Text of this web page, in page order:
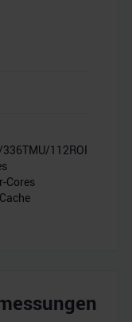
112ROP)
Cores